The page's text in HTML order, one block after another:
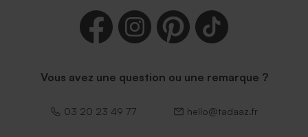
Vous avez une question ou une remarque ?
03 20 23 49 77 hello@tadaaz.fr